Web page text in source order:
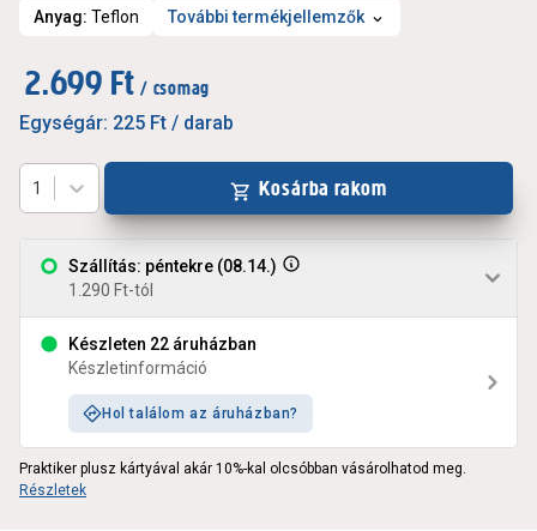
Anyag: Teflon További termékjellemzők
2.699 Ft / csomag
Egységár: 225 Ft / darab
Szállítás: péntekre (08.14.)
1.290 Ft-tól
Készleten 22 áruházban
Készletinformáció
Hol találom az áruházban?
1 Kosárba rakom
Praktiker plusz kártyával akár 10%-kal olcsóbban vásárolhatod meg.
Részletek